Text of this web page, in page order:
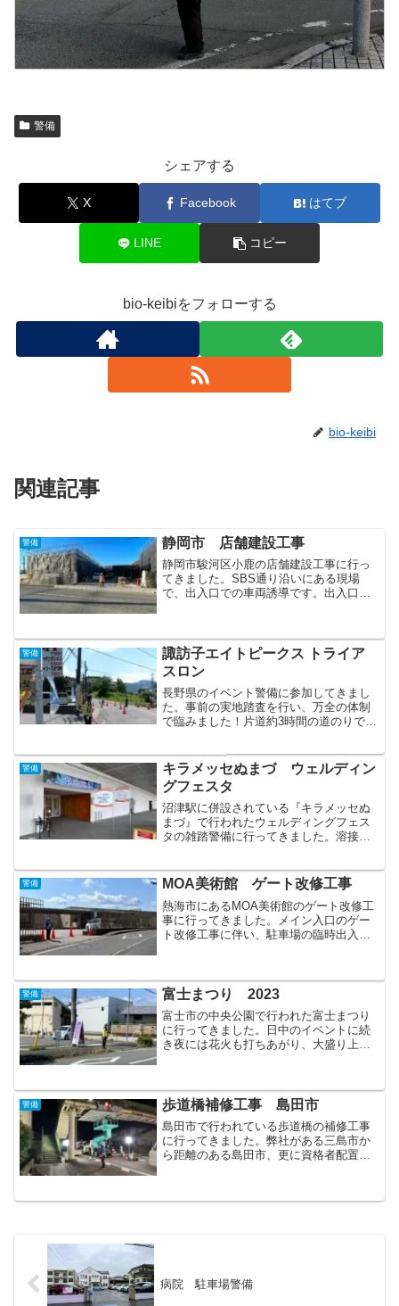
警備
シェアする
X Facebook はてブ
LINE コピー
bio-keibiをフォローする
bio-keibi
関連記事
警備 静岡市 店舗建設工事
静岡市駿河区小鹿の店舗建設工事に行っ
てきました。SBS通り沿いにある現場
で、出入口での車両誘導です。出入口は
常に気を使いながら警備実施します。出
入口（ゲート）の警備は...
警備
諏訪子エイトピークス トライア
スロン
長野県のイベント警備に参加してきまし
た。事前の実地踏査を行い、万全の体制
で臨みました！片道約3時間の道のりでし
規制のイベントで頻発なあるあるネタで
す。迂回路が分からず二...
警備
キラメッセぬまづ ウェルディン
グフェスタ
沼津駅に併設されている『キラメッセぬ
まづ』で行われたウェルディングフェス
タの雑踏警備に行ってきました。溶接機
モ展示が行われている、なんていうアナ
ウンスもありました。最新...
警備 MOA美術館 ゲート改修工事
熱海市にあるMOA美術館のゲート改修工
事に行ってきました。メイン入口のゲー
ト改修工事に伴い、駐車場の臨時出入口
です。業務期間中に強風で近...
警備 富士まつり 2023
富士市の中央公園で行われた富士まつり
に行ってきました。日中のイベントに続
き夜には花火も打ちあがり、大盛り上が
お客様のお出迎えとお見送りを担う重要
な立ち位置だと思っていま...
警備 歩道橋補修工事 島田市
島田市で行われている歩道橋の補修工事
に行ってきました。弊社がある三島市か
ら距離のある島田市、更に資格者配置路
えたおかげか、スムーズに誘導も行えま
病院 駐車場警備